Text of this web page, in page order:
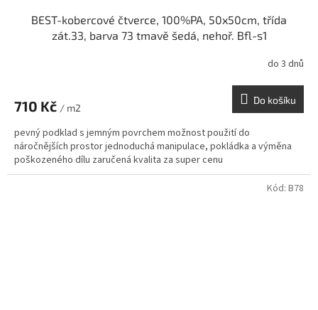
BEST-kobercové čtverce, 100%PA, 50x50cm, třída
zát.33, barva 73 tmavě šedá, nehoř. Bfl-s1
do 3 dnů
710 Kč / m2
Do košíku
pevný podklad s jemným povrchem možnost použití do
náročnějších prostor jednoduchá manipulace, pokládka a výměna
poškozeného dílu zaručená kvalita za super cenu
Kód: B78